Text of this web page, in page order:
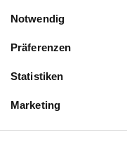
haben. Sie können
widerrufen oder ändern:
sich auch ein Link in
Cookies um diese
können.
Notwendig
Präferenzen
Statistiken
Marketing
Allgemein
Leeren und